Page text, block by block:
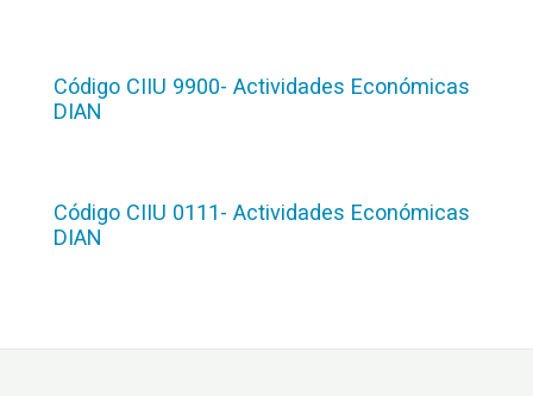
Código CIIU 9900- Actividades Económicas
DIAN
Código CIIU 0111- Actividades Económicas
DIAN